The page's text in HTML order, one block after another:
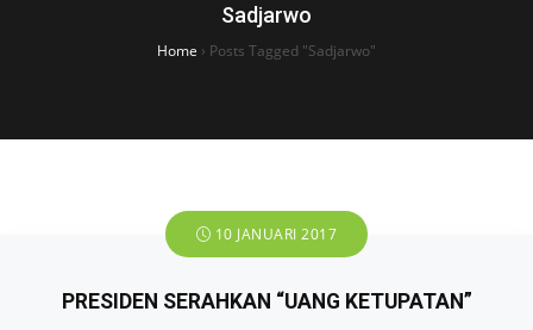
Sadjarwo
Home › Posts Tagged "Sadjarwo"
10 JANUARI 2017
PRESIDEN SERAHKAN “UANG KETUPATAN”